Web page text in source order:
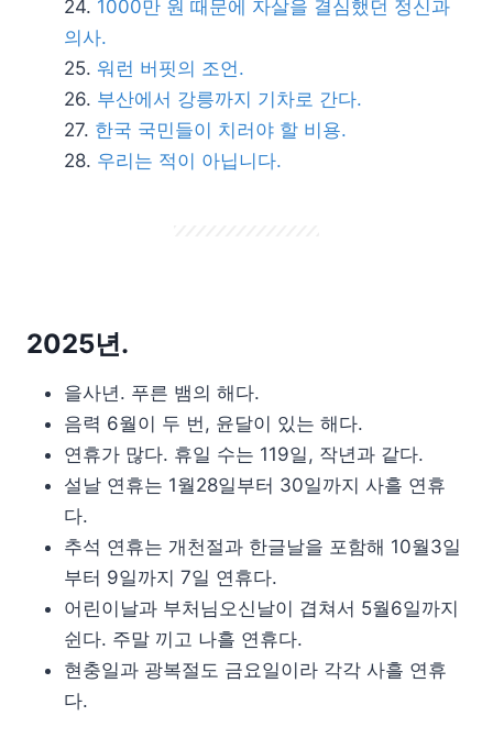
1000만 원 때문에 자살을 결심했던 정신과
의사.
워런 버핏의 조언.
부산에서 강릉까지 기차로 간다.
한국 국민들이 치러야 할 비용.
우리는 적이 아닙니다.
2025년.
을사년. 푸른 뱀의 해다.
음력 6월이 두 번, 윤달이 있는 해다.
연휴가 많다. 휴일 수는 119일, 작년과 같다.
설날 연휴는 1월28일부터 30일까지 사흘 연휴
다.
추석 연휴는 개천절과 한글날을 포함해 10월3일
부터 9일까지 7일 연휴다.
어린이날과 부처님오신날이 겹쳐서 5월6일까지
쉰다. 주말 끼고 나흘 연휴다.
현충일과 광복절도 금요일이라 각각 사흘 연휴
다.